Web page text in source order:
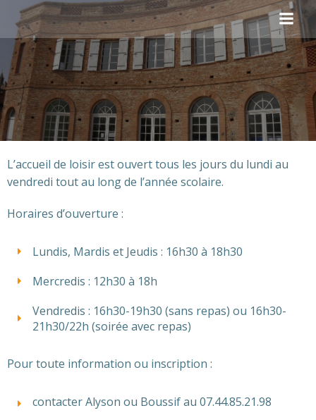
Aller
au
contenu
L’accueil de loisir est ouvert tous les jours du lundi au
vendredi tout au long de l’année scolaire.
Horaires d’ouverture :
Lundis, Mardis et Jeudis : 16h30 à 18h30
Mercredis : 12h30 à 18h
Vendredis : 16h30-19h30 (sans repas) ou 16h30-
21h30/22h (soirée avec repas)
Pour toute information ou inscription :
contacter Alyson ou Boussif au 07.44.85.21.98